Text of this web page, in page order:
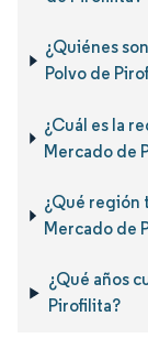
¿Quiénes
Polvo de
¿Cuál es la
Mercado de
¿Qué región
Mercado de
¿Qué años
Pirofilita?